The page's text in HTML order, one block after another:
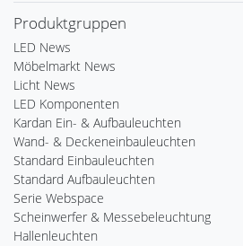
Produktgruppen
LED News
Möbelmarkt News
Licht News
LED Komponenten
Kardan Ein- & Aufbauleuchten
Wand- & Deckeneinbauleuchten
Standard Einbauleuchten
Standard Aufbauleuchten
Serie Webspace
Scheinwerfer & Messebeleuchtung
Hallenleuchten